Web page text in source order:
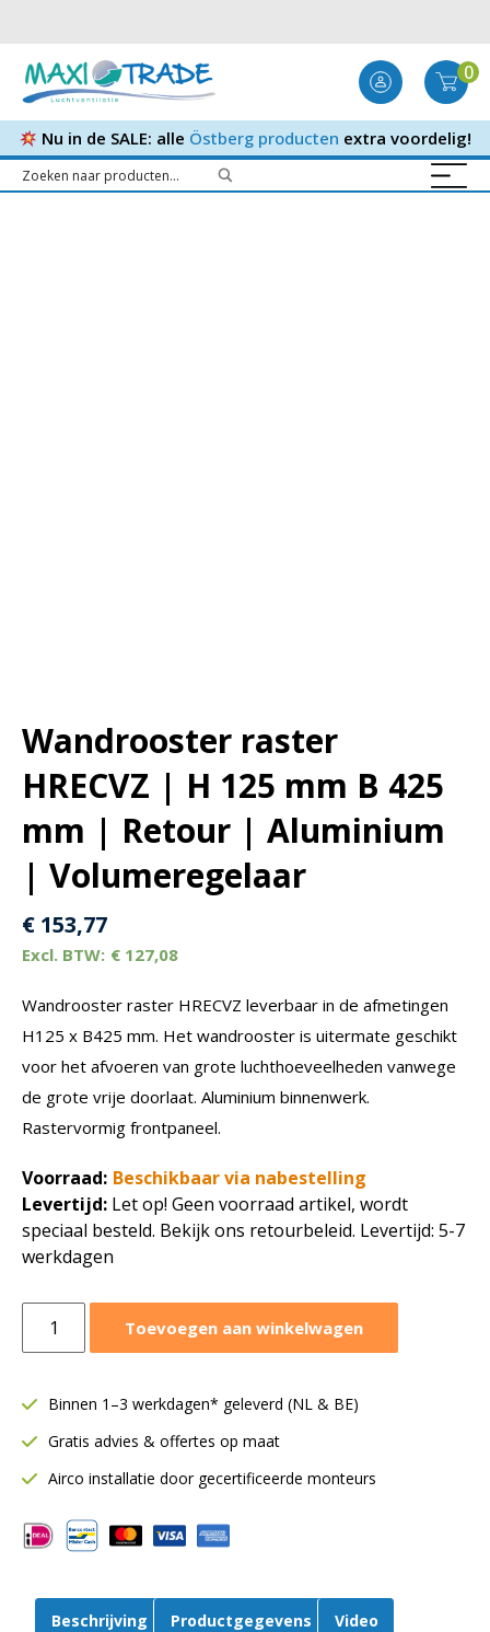
0
Nu in de SALE: alle Östberg producten extra voordelig!
Wandrooster raster
HRECVZ | H 125 mm B 425
mm | Retour | Aluminium
| Volumeregelaar
€ 153,77
€ 127,08
Wandrooster raster HRECVZ leverbaar in de afmetingen
H125 x B425 mm. Het wandrooster is uitermate geschikt
voor het afvoeren van grote luchthoeveelheden vanwege
de grote vrije doorlaat. Aluminium binnenwerk.
Rastervormig frontpaneel.
Voorraad: Beschikbaar via nabestelling
Levertijd: Let op! Geen voorraad artikel, wordt
speciaal besteld. Bekijk ons retourbeleid. Levertijd: 5-7
werkdagen
raster
125
mm
425
mm
Retour
Toevoegen aan winkelwagen
Binnen 1–3 werkdagen* geleverd (NL & BE)
Gratis advies & offertes op maat
Airco installatie door gecertificeerde monteurs
Beschrijving Productgegevens Video